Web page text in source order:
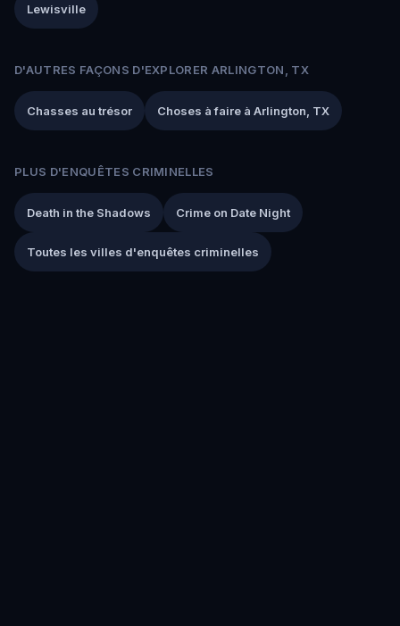
Lewisville
D'AUTRES FAÇONS D'EXPLORER ARLINGTON, TX
Chasses au trésor Choses à faire à Arlington, TX
PLUS D'ENQUÊTES CRIMINELLES
Death in the Shadows Crime on Date Night
Toutes les villes d'enquêtes criminelles